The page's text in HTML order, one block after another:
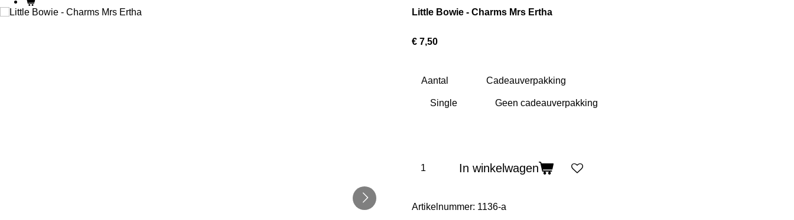
Little Bowie - Charms Mrs Ertha
€ 7,50
Aantal Cadeauverpakking
In winkelwagen
Artikelnummer: 1136-a